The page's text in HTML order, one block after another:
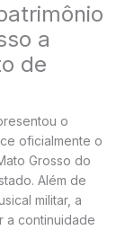
a
de
o
oficialmente o
Grosso do
Além de
militar, a
a continuidade